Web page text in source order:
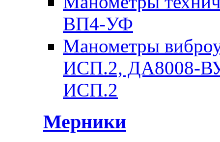
ВП4-УФ
Манометры
ИСП.2, ДА8008-
ИСП.2
Мерники